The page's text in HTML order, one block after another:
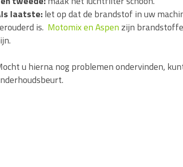
laatste:let op dat de brandstof in uw
is. Motomix en Aspen zijn
u hierna nog problemen ondervinden,